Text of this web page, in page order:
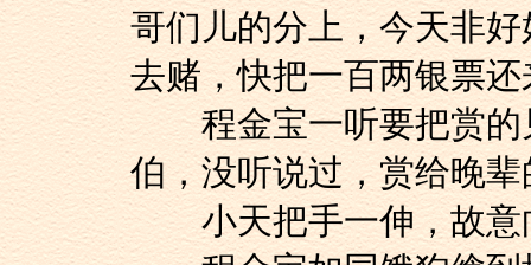
哥们儿的分上，今天非
去赌，快把一百两银票还
程金宝一听要把赏的
伯，没听说过，赏给晚
小天把手一伸，故意